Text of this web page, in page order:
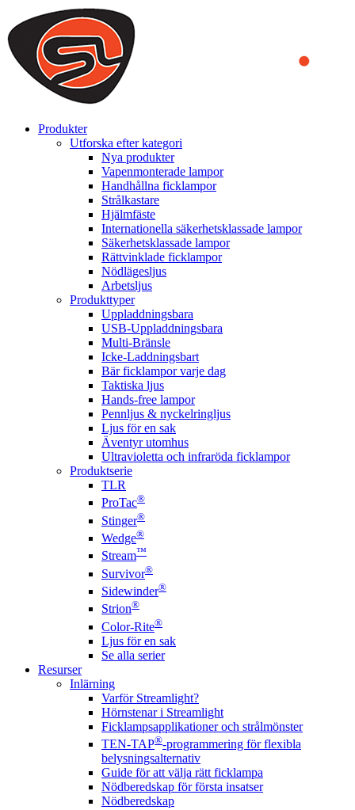
We use cookies to ensure that we provide you the best experience
on our website. By continuing to browse this website, you accept
that cookies are used to help us analyze how the website is used and
to offer you a better experience. To learn more or to find out how
you can disable cookies, you can access our
Produkter
Utforska efter kategori
Nya produkter
Vapenmonterade lampor
Handhållna ficklampor
Strålkastare
Hjälmfäste
Internationella säkerhetsklassade lampor
Säkerhetsklassade lampor
Rättvinklade ficklampor
Nödlägesljus
Arbetsljus
Produkttyper
Uppladdningsbara
USB-Uppladdningsbara
Multi-Bränsle
Icke-Laddningsbart
Bär ficklampor varje dag
Taktiska ljus
Hands-free lampor
Pennljus & nyckelringljus
Ljus för en sak
Äventyr utomhus
Ultravioletta och infraröda ficklampor
Produktserie
TLR
ProTac®
Stinger®
Wedge®
Stream™
Survivor®
Sidewinder®
Strion®
Color-Rite®
Ljus för en sak
Se alla serier
Resurser
Inlärning
Varför Streamlight?
Hörnstenar i Streamlight
Ficklampsapplikationer och strålmönster
TEN-TAP®-programmering för flexibla
belysningsalternativ
Guide för att välja rätt ficklampa
Nödberedskap för första insatser
Nödberedskap